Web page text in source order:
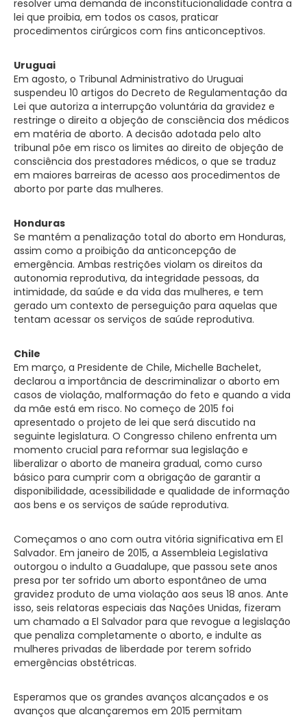
resolver uma demanda de inconstitucionalidade contra a
lei que proibia, em todos os casos, praticar
procedimentos cirúrgicos com fins anticonceptivos.
Uruguai
Em agosto, o Tribunal Administrativo do Uruguai
suspendeu 10 artigos do Decreto de Regulamentação da
Lei que autoriza a interrupção voluntária da gravidez e
restringe o direito a objeção de consciência dos médicos
em matéria de aborto. A decisão adotada pelo alto
tribunal põe em risco os limites ao direito de objeção de
consciência dos prestadores médicos, o que se traduz
em maiores barreiras de acesso aos procedimentos de
aborto por parte das mulheres.
Honduras
Se mantém a penalização total do aborto em Honduras,
assim como a proibição da anticoncepção de
emergência. Ambas restrições violam os direitos da
autonomia reprodutiva, da integridade pessoas, da
intimidade, da saúde e da vida das mulheres, e tem
gerado um contexto de perseguição para aquelas que
tentam acessar os serviços de saúde reprodutiva.
Chile
Em março, a Presidente de Chile, Michelle Bachelet,
declarou a importância de descriminalizar o aborto em
casos de violação, malformação do feto e quando a vida
da mãe está em risco. No começo de 2015 foi
apresentado o projeto de lei que será discutido na
seguinte legislatura. O Congresso chileno enfrenta um
momento crucial para reformar sua legislação e
liberalizar o aborto de maneira gradual, como curso
básico para cumprir com a obrigação de garantir a
disponibilidade, acessibilidade e qualidade de informação
aos bens e os serviços de saúde reprodutiva.
Começamos o ano com outra vitória significativa em El
Salvador. Em janeiro de 2015, a Assembleia Legislativa
outorgou o indulto a Guadalupe, que passou sete anos
presa por ter sofrido um aborto espontâneo de uma
gravidez produto de uma violação aos seus 18 anos. Ante
isso, seis relatoras especiais das Nações Unidas, fizeram
um chamado a El Salvador para que revogue a legislação
que penaliza completamente o aborto, e indulte as
mulheres privadas de liberdade por terem sofrido
emergências obstétricas.
Esperamos que os grandes avanços alcançados e os
avanços que alcançaremos em 2015 permitam